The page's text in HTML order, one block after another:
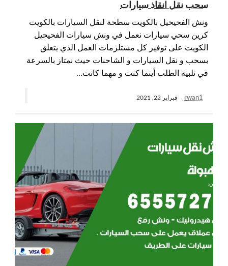
سحب نقل انقاذ سيارات
ونش الفحيحيل بالكويت سطحة لنقل السيارات بالكويت
كرين سحي سيارات نعمل في ونش سيارات الفحيحيل
الكويت على توفير كل مستلزمات العمل الذي يتعلق
بسحب و نقل السيارات و الشاحنات حيث نمتاز بالسرعة
في تلبية الطلب أينما كنت و مهما كانت…
rwan1 فبراير 22, 2021